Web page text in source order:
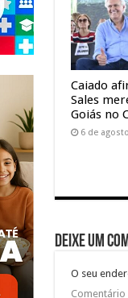
Caiado
Sales
Goiás no
6 de
Deixe um
O seu
Comentário